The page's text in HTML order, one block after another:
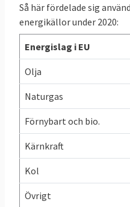
Sverige
Källor: Klicka på
källa.
Grekland
I graf 1 nedan
enda land redan
det gäller de skarpa
Så här fördelade sig
energikällor under 2020:
Energislag i EU
Olja
Naturgas
Förnybart och bio.
Kärnkraft
Kol
Övrigt